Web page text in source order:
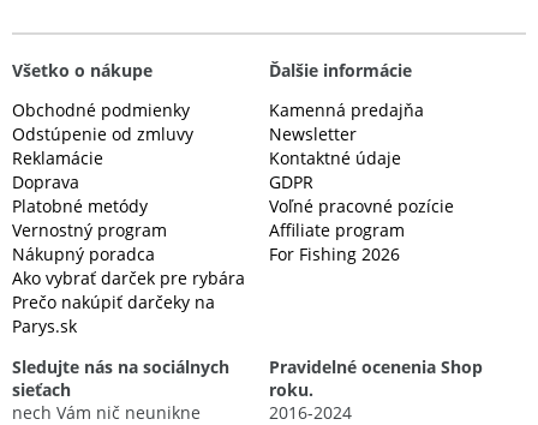
Všetko o nákupe
Obchodné podmienky
Odstúpenie od zmluvy
Reklamácie
Doprava
Platobné metódy
Vernostný program
Nákupný poradca
Ako vybrať darček pre rybára
Prečo nakúpiť darčeky na
Parys.sk
Ďalšie informácie
Kamenná predajňa
Newsletter
Kontaktné údaje
GDPR
Voľné pracovné pozície
Affiliate program
For Fishing 2026
Sledujte nás na sociálnych
sieťach
nech Vám nič neunikne
Pravidelné ocenenia Shop
roku.
2016-2024